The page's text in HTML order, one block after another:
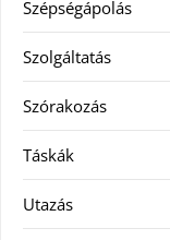
Szépségápolás
Szolgáltatás
Szórakozás
Táskák
Utazás